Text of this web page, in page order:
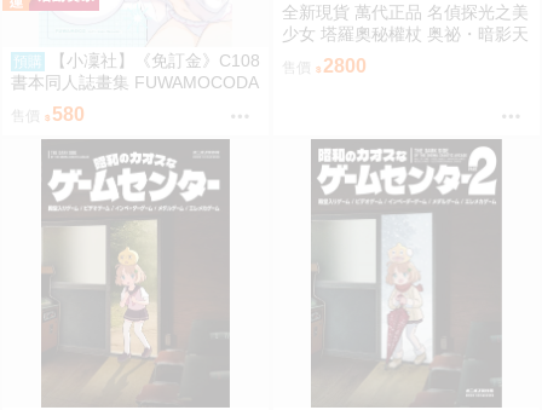
預購
【小凜社】《免訂金》C108
書本同人誌畫集 FUWAMOCODA
YS6 イコモチ hololive
580
全新現貨 萬代正品 名偵探光之美
少女 塔羅奧秘權杖 奥祕・暗影天
使 權杖 法杖 魔法棒 變身器 森亞
露露卡
2800